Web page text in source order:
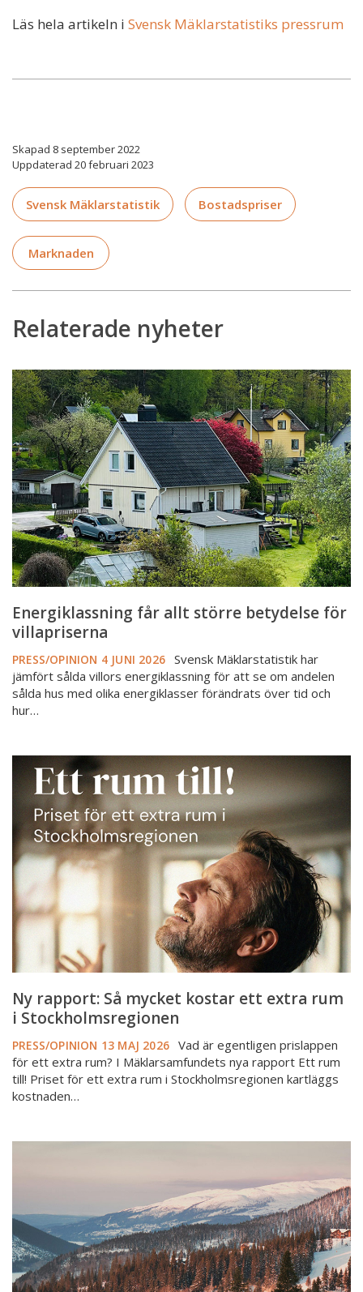
Läs hela artikeln i Svensk Mäklarstatistiks pressrum
Skapad 8 september 2022
Uppdaterad 20 februari 2023
Svensk Mäklarstatistik Bostadspriser
Marknaden
Relaterade nyheter
Energiklassning
får
allt
större
betydelse
för
villapriserna
Energiklassning får allt större betydelse för
villapriserna
PRESS/OPINION 4 JUNI 2026 Svensk Mäklarstatistik har
jämfört sålda villors energiklassning för att se om andelen
sålda hus med olika energiklasser förändrats över tid och
hur…
Ny
rapport:
mycket
kostar
extra
rum
Stockholmsregionen
Ny rapport: Så mycket kostar ett extra rum
i Stockholmsregionen
PRESS/OPINION 13 MAJ 2026 Vad är egentligen prislappen
för ett extra rum? I Mäklarsamfundets nya rapport Ett rum
till! Priset för ett extra rum i Stockholmsregionen kartläggs
kostnaden…
Så
fjällstugan
blivit
på
tio